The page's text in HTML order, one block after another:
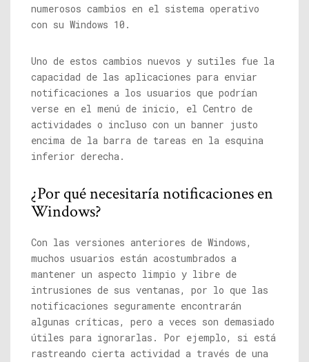
numerosos cambios en el sistema operativo
con su Windows 10.
Uno de estos cambios nuevos y sutiles fue la
capacidad de las aplicaciones para enviar
notificaciones a los usuarios que podrían
verse en el menú de inicio, el Centro de
actividades o incluso con un banner justo
encima de la barra de tareas en la esquina
inferior derecha.
¿Por qué necesitaría notificaciones en
Windows?
Con las versiones anteriores de Windows,
muchos usuarios están acostumbrados a
mantener un aspecto limpio y libre de
intrusiones de sus ventanas, por lo que las
notificaciones seguramente encontrarán
algunas críticas, pero a veces son demasiado
útiles para ignorarlas. Por ejemplo, si está
rastreando cierta actividad a través de una